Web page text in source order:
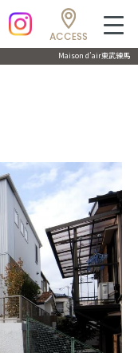
ACCESS
Maison d’air東武練馬